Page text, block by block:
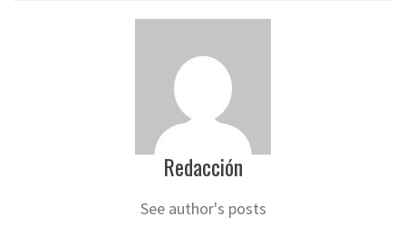
Redacción
See author's posts